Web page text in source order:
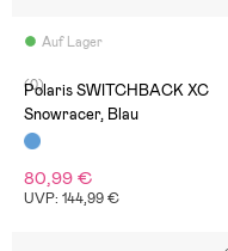
Auf Lager
(0)
Polaris SWITCHBACK XC
Snowracer, Blau
80,99 €
UVP: 144,99 €